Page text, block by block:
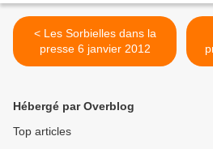
< Les Sorbielles dans la
presse 6 janvier 2012
Hébergé par Overblog
Top articles